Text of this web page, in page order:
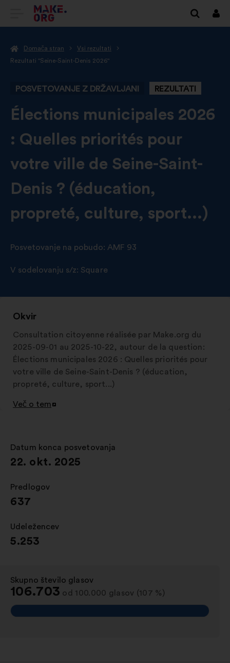
POJDI
DOMAČO
MAKE.ORG
Domača stran
Vsi rezultati
Rezultati "Seine-Saint-Denis 2026"
POSVETOVANJE Z DRŽAVLJANI REZULTATI
-Élections municipales 2026
: Quelles priorités pour
votre ville de Seine-Saint-
Denis ? (éducation,
propreté, culture, sport...)
Posvetovanje na pobudo: AMF 93
V sodelovanju s/z: Square
Okvir
Consultation citoyenne réalisée par Make.org du
2025-09-01 au 2025-10-22, autour de la question:
Élections municipales 2026 : Quelles priorités pour
votre ville de Seine-Saint-Denis ? (éducation,
propreté, culture, sport...)
Več o tem
Odpri
zavihku
Datum konca posvetovanja
:
22. okt. 2025
Predlogov
:
637
Udeležencev
:
5.253
Skupno število glasov
:
106.703 od 100.000 glasov (107 %)